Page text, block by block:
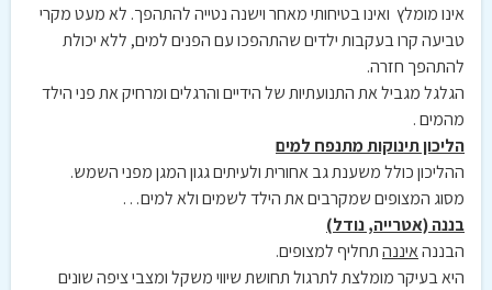
אינו מומלץ ואינו בטיחותי מאחר וישנה נטייה להתהפך. לא מעט מקרי
טביעה קרו בעקבות ילדים שהתהפכו עם הפנים למים, ללא יכולת
להתהפך חזרה.
הגלגל מגביל את התנועתיות של הידיים והרגלים ומרחיק את פני הילד
מהמים .
הליכון תינוקות מתנפח למים
ההליכון כולל משענת גב אחורית ולעיתים גגון המגן מפני השמש.
מסוג המצופים שמקרבים את הילד לשמים ולא למים…
בננה (אטרייה, נודל)
הבננהאיננהתחליף למצופים.
היא בעיקר מומלצת לתרגול תחושת שיווי משקל ומצבי ציפה שונים